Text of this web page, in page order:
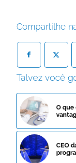
Compartilhe
Talvez você
O que
CEO